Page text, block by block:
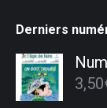
Derniers
3,50